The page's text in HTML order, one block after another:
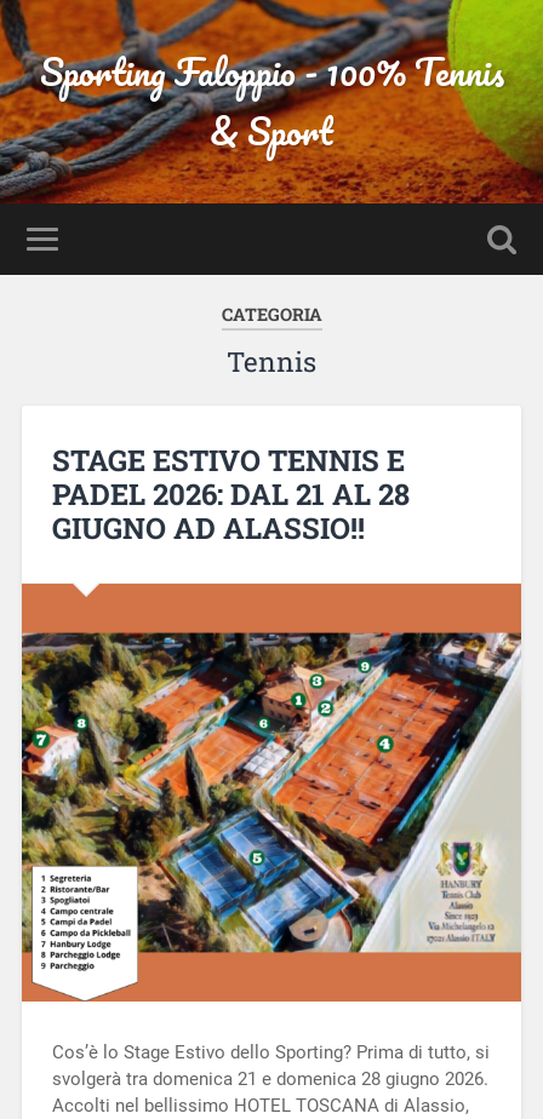
Sporting Faloppio - 100% Tennis
& Sport
CATEGORIA
Tennis
STAGE ESTIVO TENNIS E
PADEL 2026: DAL 21 AL 28
GIUGNO AD ALASSIO!!
Cos’è lo Stage Estivo dello Sporting? Prima di tutto, si
svolgerà tra domenica 21 e domenica 28 giugno 2026.
Accolti nel bellissimo HOTEL TOSCANA di Alassio,